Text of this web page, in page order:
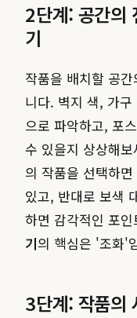
2단계: 공간의
기
작품을 배치할 공
니다. 벽지 색, 가
으로 파악하고, 포
수 있을지 상상해
의 작품을 선택하
있고, 반대로 보색
하면 감각적인 포
기의 핵심은 '조화'
3단계: 작품의